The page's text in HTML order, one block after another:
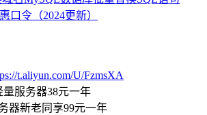
口令（2024更新）
t.aliyun.com/U/FzmsXA
量服务器38元一年
器新老同享99元一年